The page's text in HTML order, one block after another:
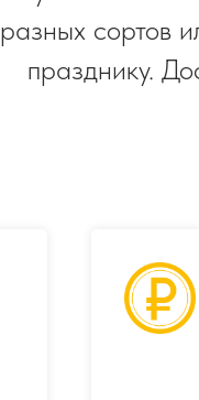
разных сортов
празднику.